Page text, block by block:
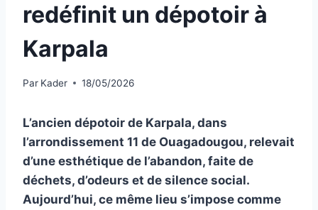
redéfinit un dépotoir à
Karpala
Par Kader 18/05/2026
L’ancien dépotoir de Karpala, dans
l’arrondissement 11 de Ouagadougou, relevait
d’une esthétique de l’abandon, faite de
déchets, d’odeurs et de silence social.
Aujourd’hui, ce même lieu s’impose comme